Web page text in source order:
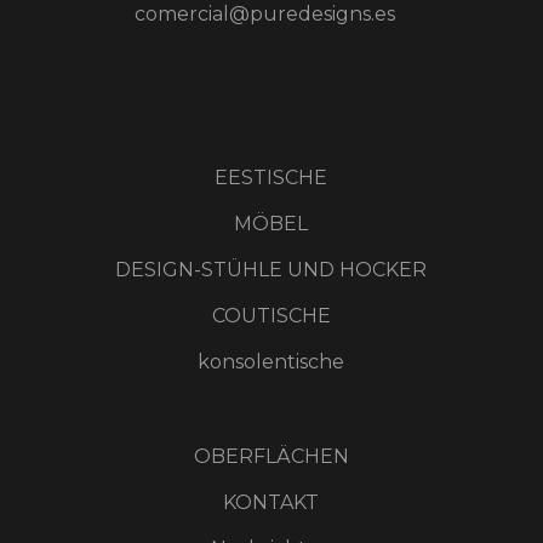
comercial@puredesigns.es
EESTISCHE
MÖBEL
DESIGN-STÜHLE UND HOCKER
COUTISCHE
konsolentische
OBERFLÄCHEN
KONTAKT